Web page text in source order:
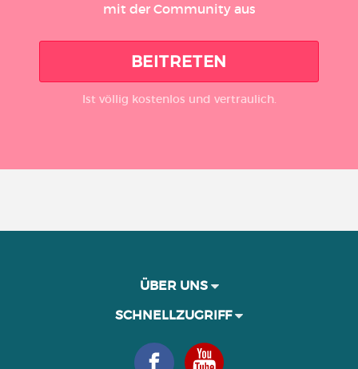
mit der Community aus
BEITRETEN
Ist völlig kostenlos und vertraulich.
ÜBER UNS
SCHNELLZUGRIFF